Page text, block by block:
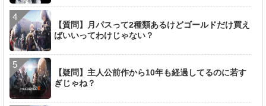
【質問】月パスって2種類あるけどゴールドだけ買え
ばいいってわけじゃない？
【疑問】主人公前作から10年も経過してるのに若す
ぎじゃね？